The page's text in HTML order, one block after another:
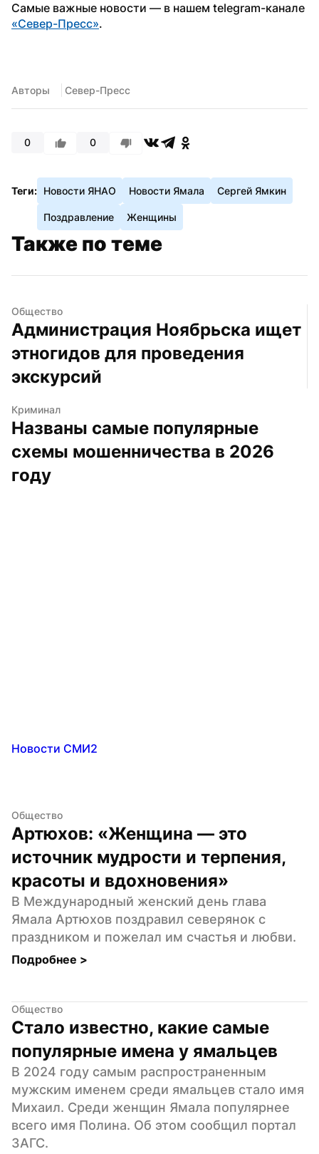
«Север-Пресс».
Авторы Север-Пресс
0 0
Теги: Новости ЯНАО Новости Ямала Сергей Ямкин
Поздравление Женщины
Также по теме
Общество
Администрация Ноябрьска ищет
этногидов для проведения
экскурсий
Криминал
Названы самые популярные
схемы мошенничества в 2026
году
Новости СМИ2
Общество
Артюхов: «Женщина — это
источник мудрости и терпения,
красоты и вдохновения»
В Международный женский день глава
Ямала Артюхов поздравил северянок с
праздником и пожелал им счастья и любви.
Подробнее >
Общество
Стало известно, какие самые
популярные имена у ямальцев
В 2024 году самым распространенным
мужским именем среди ямальцев стало имя
Михаил. Среди женщин Ямала популярнее
всего имя Полина. Об этом сообщил портал
ЗАГС.